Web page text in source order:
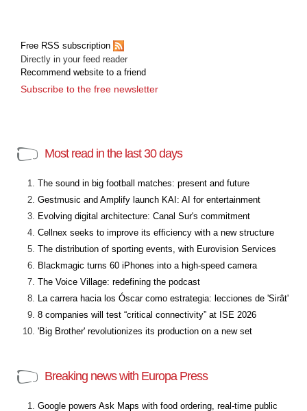
Free RSS subscription
Directly in your feed reader
Recommend website to a friend
Subscribe to the free newsletter
Most read in the last 30 days
The sound in big football matches: present and future
Gestmusic and Amplify launch KAI: AI for entertainment
Evolving digital architecture: Canal Sur's commitment
Cellnex seeks to improve its efficiency with a new structure
The distribution of sporting events, with Eurovision Services
Blackmagic turns 60 iPhones into a high-speed camera
The Voice Village: redefining the podcast
La carrera hacia los Óscar como estrategia: lecciones de 'Sirât'
8 companies will test “critical connectivity” at ISE 2026
'Big Brother' revolutionizes its production on a new set
Breaking news with Europa Press
Google powers Ask Maps with food ordering, real-time public